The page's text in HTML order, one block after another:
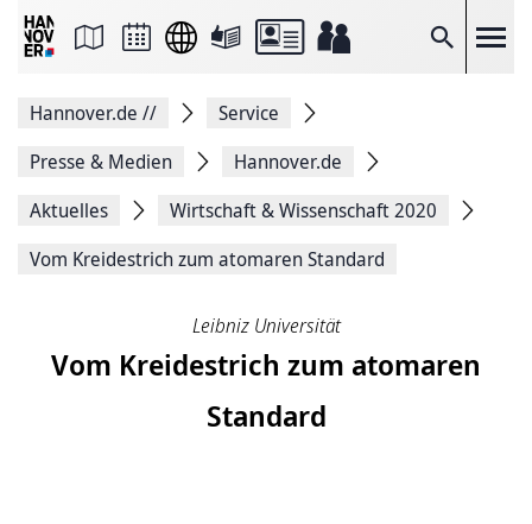
Suche
Seite
Facebook
teilen
Seitenlink
Seite
Hannover.de //
Service
Presse & Medien
Hannover.de
Aktuelles
Wirtschaft & Wissenschaft 2020
Vom Kreidestrich zum atomaren Standard
Leibniz Universität
Vom Kreidestrich zum atomaren
Standard